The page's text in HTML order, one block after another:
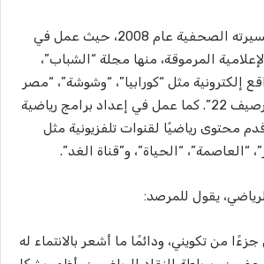
بدأ حسن السعدني مسيرته الصحفية عام 2008، حيث عمل في
المرموقة، منها مجلة “الشباب”،
إلكترونية مثل “كورابيا”، “وشوشة”، “مصر
العربية”، “الوطن”، و”رصيف 22”. كما عمل في إعداد برامج رياضية
حيث قدم محتوى رياضيًا لقنوات تلفزيونية مثل
يقول للمرصد:
جزءًا من تكويني، ودائمًا ما أشعر بالانتماء له